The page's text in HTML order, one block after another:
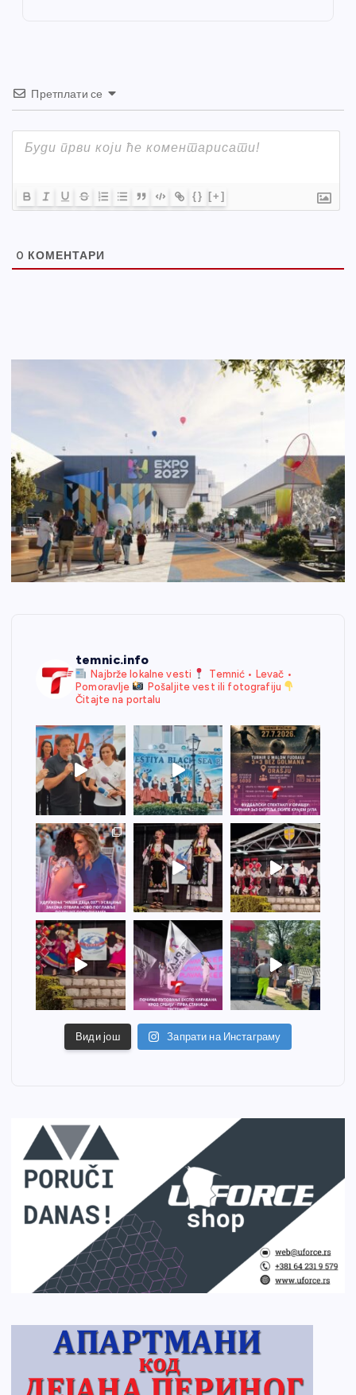
Претплати се
{} [+]
0 КОМЕНТАРИ
temnic.info
Najbrže lokalne vesti
Temnić • Levač •
Pomoravlje
Pošaljite vest ili fotografiju
Čitajte na portalu
Види још Запрати на Инстаграму